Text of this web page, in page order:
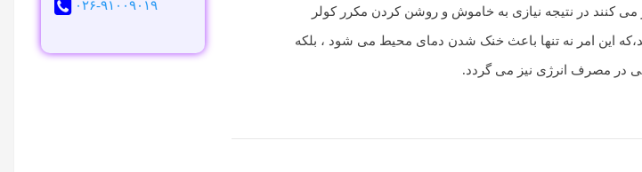
کنند در نتیجه نیازی به خاموش و روشن کردن مکرر کولر
این امر نه تنها باعث خنک شدن دمای محیط می شود ، بلکه
در مصرف انرژی نیز می گردد.
۰۲۶-۹۱۰۰۹۰۱۹